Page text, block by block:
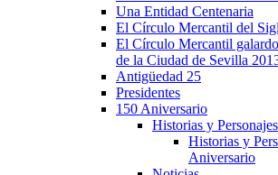
Una Entidad Centenaria
El Círculo Mercantil del
El Círculo Mercantil
de la Ciudad de Sevilla
Antigüedad 25
Presidentes
150 Aniversario
Historias y
Historias y
Aniversario